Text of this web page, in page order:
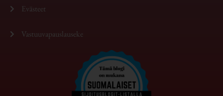
Evästeet
Vastuuvapauslauseke